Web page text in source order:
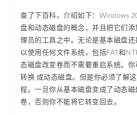
查了下百科，介绍如下：Windows
盘和动态磁盘的概念，并且把它们
理员的工具之中。无论是基本磁盘
以使用任何文件系统，包括FAT和
态磁盘改变卷而不需要重启系统。
转换 成动态磁盘。但是你必须了解
程。一旦你从基本磁盘变成了动态
卷，否则你不能将它转变回去。